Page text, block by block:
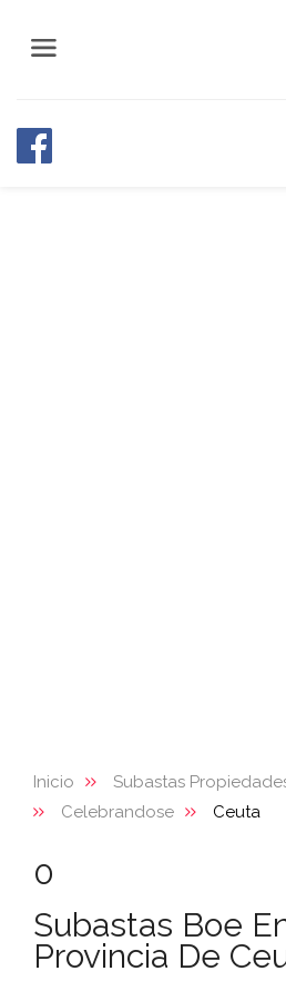
Inicio Subastas
Celebrandose
Ceuta
0
Subastas Boe
Provincia De